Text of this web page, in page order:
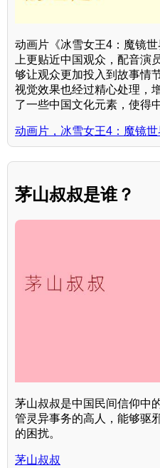
动画片《冰雪女王4：魔镜
上更贴近中国观众，配音演
够让观众更加投入到故事情
视觉效果也经过精心处理，
了一些中国文化元素，使得
动画片，冰雪女王4：魔镜
茅山叔叔是谁？
茅山叔叔是中国民间信仰中
管灵异事务的高人，能够驱
的困扰。
茅山叔叔